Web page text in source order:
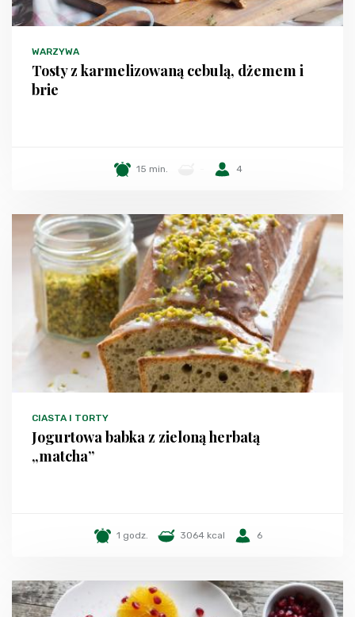
WARZYWA
Tosty z karmelizowaną cebulą, dżemem i
brie
15 min. 4
CIASTA I TORTY
Jogurtowa babka z zieloną herbatą
„matcha”
1 godz. 3064 kcal 6